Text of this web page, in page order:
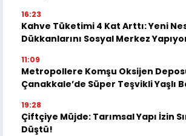
16:23
Kahve Tüketimi 4 Kat Arttı: Yeni
Dükkanlarını Sosyal Merkez
11:09
Metropollere Komşu Oksijen
Çanakkale’de Süper Teşvikli Yaşlı
19:28
Çiftçiye Müjde: Tarımsal Yapı İzin
Düştü!